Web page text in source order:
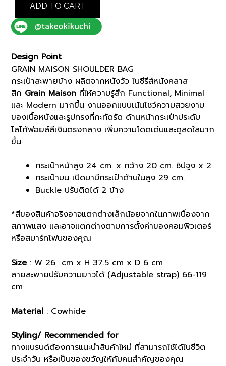
SHOULDER
BAG
(K8103302)
ADD TO CART
Design Point
GRAIN MAISON SHOULDER BAG
กระเป๋าสะพายข้าง ผลิตจากหนังวัว ในซีรีส์หนังคลาส
สิก Grain Maison ที่ให้ความรู้สึก Functional, Minimal
และ Modern มากขึ้น งานออกแบบเน้นโชว์ความสวยงาม
ของเนื้อหนังและรูปทรงที่กะทัดรัด ด้านหน้ากระเป๋าประดับ
โลโก้ฟอยล์สีเงินตรงกลาง เพิ่มความโดดเด่นและดูสดใสมาก
ขึ้น
กระเป๋าหน้าสูง 24 cm. x กว้าง 20 cm. ซิปจูง x 2
กระเป๋าบน เปิดมามีกระเป๋าด้านในสูง 29 cm.
Buckle ปรับติดได้ 2 ข้าง
*สีของสินค้าจริงอาจแตกต่างเล็กน้อยจากในภาพเนื่องจาก
สภาพแสง และอาจแตกต่างตามการตั้งค่าของคอมพิวเตอร์
หรือสมาร์ทโฟนของคุณ
Size: W 26 cm x H 37.5 cm x D 6 cm
สายสะพายปรับความยาวได้ (Adjustable strap) 66-119
cm
Material : Cowhide
Styling/ Recommended for
ทางแบรนด์ต้องการแนะนำสินค้าใหม่ ที่สามารถใช้ได้ในชีวิต
ประจำวัน หรือเป็นของขวัญให้กับคนสำคัญของคุณ